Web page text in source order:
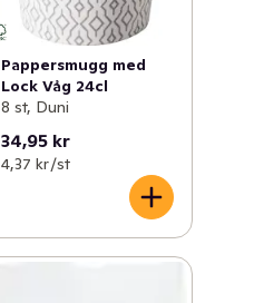
Pappersmugg med
Lock Våg 24cl
8 st, Duni
34,95 kr
4,37 kr /st